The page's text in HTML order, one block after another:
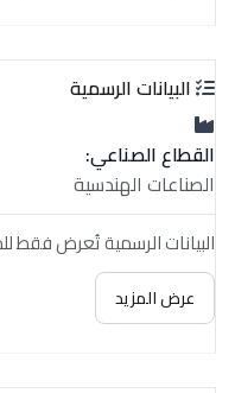
البيانات الرسمية
القطاع الصناعي:
الصناعات الهندسية
البيانات الرسمية تُعرض فقط
عرض المزيد